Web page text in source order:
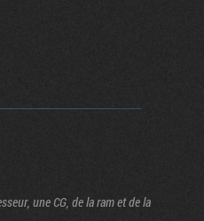
une CG, de la ram et de la